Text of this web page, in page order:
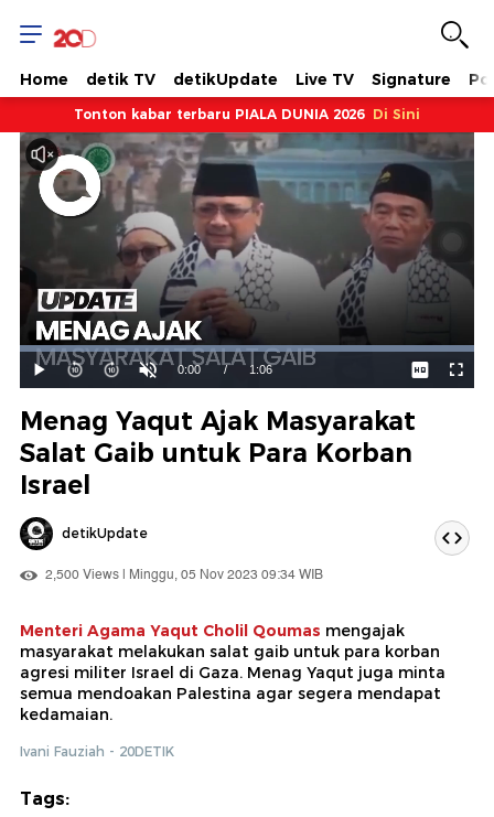
Home detik TV detikUpdate Live TV Signature
Tonton kabar terbaru PIALA DUNIA 2026 Di Sini
Mainkan
Suara
Hidup
Waktu
0:00 / Durasi
1:06
Dimuat:
100.00%
Menag Yaqut Ajak Masyarakat
Salat Gaib untuk Para Korban
Israel
detikUpdate
2,500 Views | Minggu, 05 Nov 2023 09:34 WIB
Menteri Agama Yaqut Cholil Qoumas mengajak
masyarakat melakukan salat gaib untuk para korban
agresi militer Israel di Gaza. Menag Yaqut juga minta
semua mendoakan Palestina agar segera mendapat
kedamaian.
Ivani Fauziah - 20DETIK
Tags: